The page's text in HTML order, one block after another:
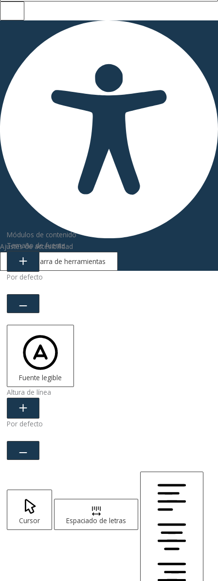
Ajustes de accesibilidad
Ocultar barra de herramientas
Módulos de contenido
Tamaño de fuente
Por defecto
Fuente legible
Altura de línea
Por defecto
Cursor Espaciado de letras